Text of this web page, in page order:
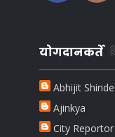
योगदानकर्ते
Abhijit Shinde
Ajinkya
City Reportor